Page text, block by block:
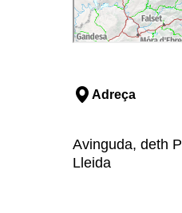
Adreça
Avinguda, deth
Lleida